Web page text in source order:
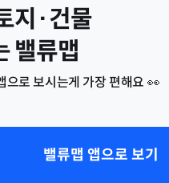
지·건물
밸류맵
으로 보시는게 가장 편해요 👀
밸류맵 앱으로 보기